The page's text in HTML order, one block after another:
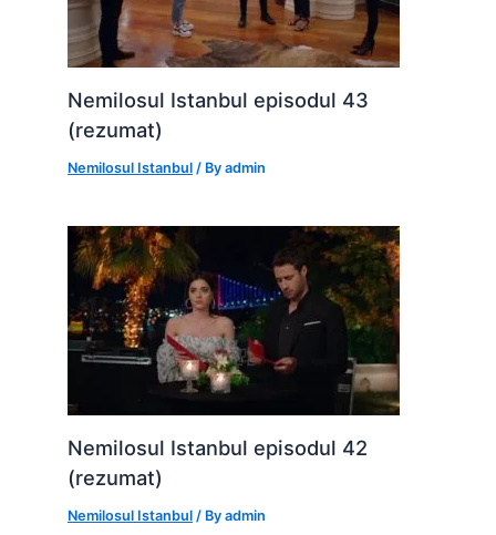
Nemilosul Istanbul episodul 43
(rezumat)
Nemilosul Istanbul / Byadmin
Nemilosul Istanbul episodul 42
(rezumat)
Nemilosul Istanbul / Byadmin